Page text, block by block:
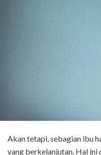
Akan tetapi, sebagian ibu
yang berkelanjutan. Hal